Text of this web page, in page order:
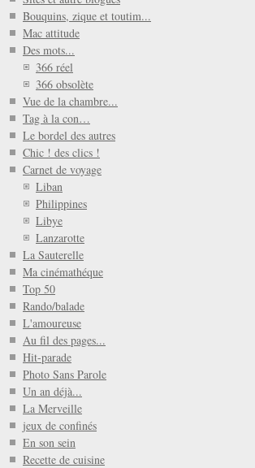
Bouquins, zique et toutim...
Mac attitude
Des mots...
366 réel
366 obsolète
Vue de la chambre...
Tag à la con…
Le bordel des autres
Chic ! des clics !
Carnet de voyage
Liban
Philippines
Libye
Lanzarotte
La Sauterelle
Ma cinémathéque
Top 50
Rando/balade
L'amoureuse
Au fil des pages...
Hit-parade
Photo Sans Parole
Un an déjà...
La Merveille
jeux de confinés
En son sein
Recette de cuisine